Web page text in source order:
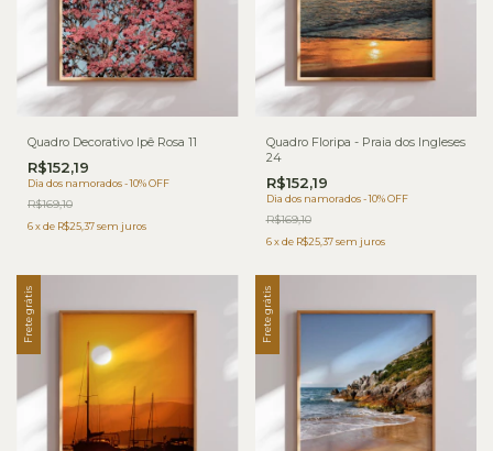
Quadro Decorativo Ipê Rosa 11
R$152,19
Dia dos namorados - 10% OFF
R$169,10
6xde R$25,37sem juros
Quadro Floripa - Praia dos Ingleses
24
R$152,19
Dia dos namorados - 10% OFF
R$169,10
6 xde R$25,37 sem juros
Frete grátis Frete grátis